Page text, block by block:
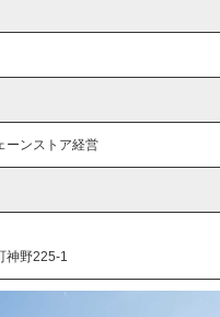
ーンストア経営
神野225-1